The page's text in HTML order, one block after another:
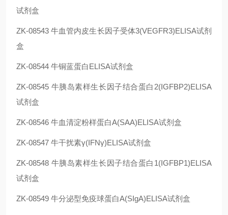
试剂盒
ZK-08543 牛血管内皮生长因子受体3(VEGFR3)ELISA试剂
盒
ZK-08544 牛铜蓝蛋白ELISA试剂盒
ZK-08545 牛胰岛素样生长因子结合蛋白2(IGFBP2)ELISA
试剂盒
ZK-08546 牛血清淀粉样蛋白A(SAA)ELISA试剂盒
ZK-08547 牛干扰素γ(IFNγ)ELISA试剂盒
ZK-08548 牛胰岛素样生长因子结合蛋白1(IGFBP1)ELISA
试剂盒
ZK-08549 牛分泌型免疫球蛋白A(SIgA)ELISA试剂盒